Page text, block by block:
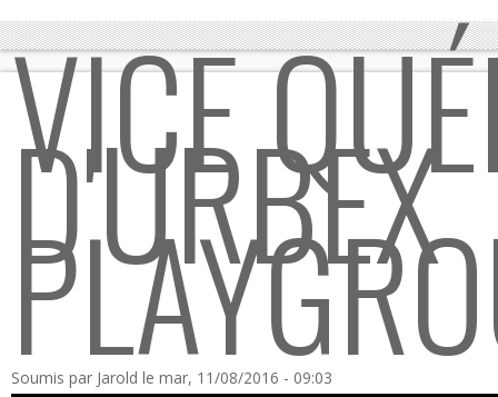
VICE
D'URBEX
Soumis par Jarold le mar, 11/08/2016 - 09:03